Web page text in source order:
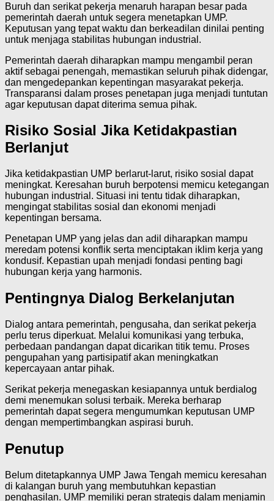
Buruh dan serikat pekerja menaruh harapan besar pada
pemerintah daerah untuk segera menetapkan UMP.
Keputusan yang tepat waktu dan berkeadilan dinilai penting
untuk menjaga stabilitas hubungan industrial.
Pemerintah daerah diharapkan mampu mengambil peran
aktif sebagai penengah, memastikan seluruh pihak didengar,
dan mengedepankan kepentingan masyarakat pekerja.
Transparansi dalam proses penetapan juga menjadi tuntutan
agar keputusan dapat diterima semua pihak.
Risiko Sosial Jika Ketidakpastian
Berlanjut
Jika ketidakpastian UMP berlarut-larut, risiko sosial dapat
meningkat. Keresahan buruh berpotensi memicu ketegangan
hubungan industrial. Situasi ini tentu tidak diharapkan,
mengingat stabilitas sosial dan ekonomi menjadi
kepentingan bersama.
Penetapan UMP yang jelas dan adil diharapkan mampu
meredam potensi konflik serta menciptakan iklim kerja yang
kondusif. Kepastian upah menjadi fondasi penting bagi
hubungan kerja yang harmonis.
Pentingnya Dialog Berkelanjutan
Dialog antara pemerintah, pengusaha, dan serikat pekerja
perlu terus diperkuat. Melalui komunikasi yang terbuka,
perbedaan pandangan dapat dicarikan titik temu. Proses
pengupahan yang partisipatif akan meningkatkan
kepercayaan antar pihak.
Serikat pekerja menegaskan kesiapannya untuk berdialog
demi menemukan solusi terbaik. Mereka berharap
pemerintah dapat segera mengumumkan keputusan UMP
dengan mempertimbangkan aspirasi buruh.
Penutup
Belum ditetapkannya UMP Jawa Tengah memicu keresahan
di kalangan buruh yang membutuhkan kepastian
penghasilan. UMP memiliki peran strategis dalam menjamin